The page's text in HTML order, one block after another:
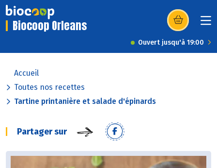
Biocoop Orleans (s’ouvre dans
Ouvert jusqu'à 19:00
Accueil
Toutes nos recettes
Tartine printanière et salade d'épinards
Partager sur